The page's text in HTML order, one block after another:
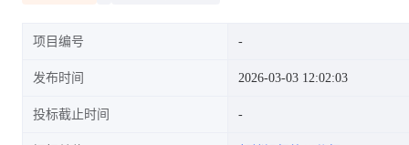
项目编号
发布时间 2026-03-03 12:02:03
投标截止时间